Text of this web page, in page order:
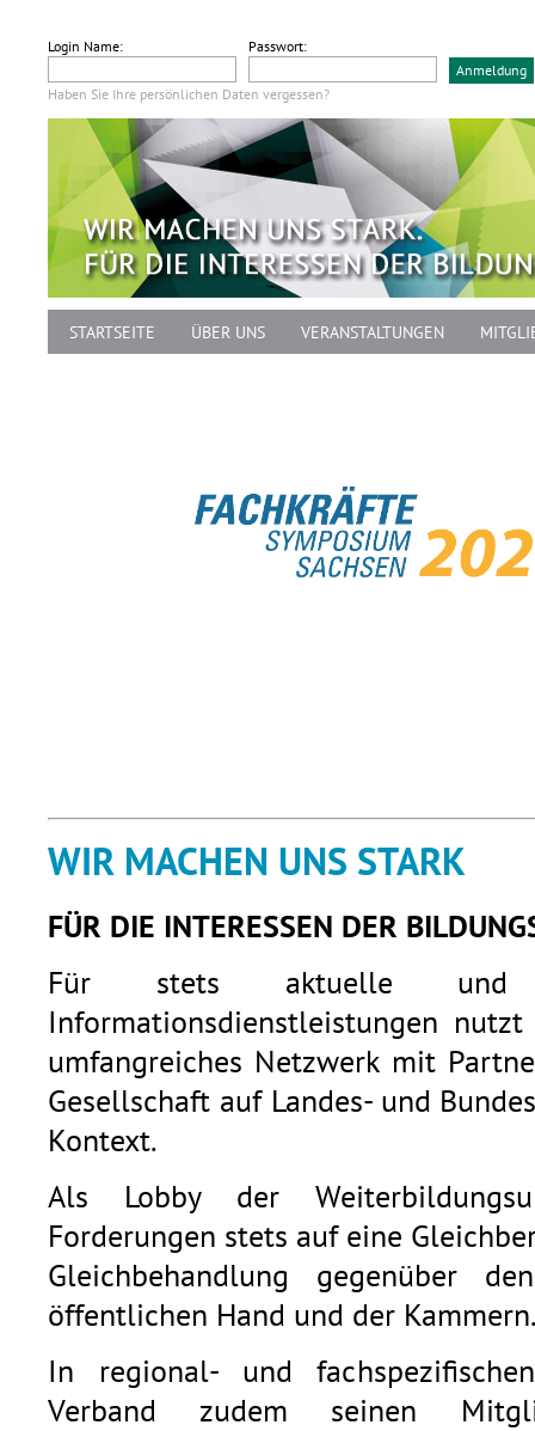
Login Name: Passwort:
Haben Sie Ihre persönlichen Daten vergessen?
STARTSEITE ÜBER UNS VERANSTALTUNGEN
WIR MACHEN UNS STARK
FÜR DIE INTERESSEN DER
Für stets aktuelle und
Informationsdienstleistungen
umfangreiches Netzwerk mit
Gesellschaft auf Landes- und
Kontext.
Als Lobby der
Forderungen stets auf eine
Gleichbehandlung gegenüber
öffentlichen Hand und der
In regional- und
Verband zudem seinen